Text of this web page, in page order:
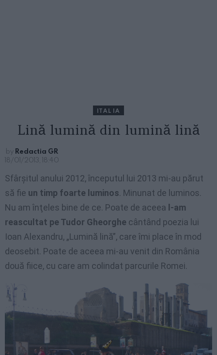
ITALIA
Lină lumină din lumină lină
by Redactia GR
18/01/2013, 18:40
Sfârşitul anului 2012, începutul lui 2013 mi-au părut
să fie un timp foarte luminos. Minunat de luminos.
Nu am înţeles bine de ce. Poate de aceea l-am
reascultat pe Tudor Gheorghe cântând poezia lui
Ioan Alexandru, „Lumină lină”, care îmi place în mod
deosebit. Poate de aceea mi-au venit din România
două fiice, cu care am colindat parcurile Romei.